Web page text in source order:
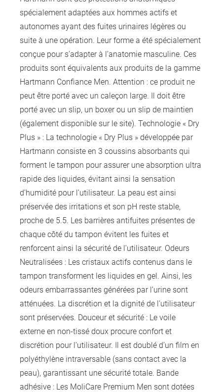
spécialement adaptées aux hommes actifs et
autonomes ayant des fuites urinaires légères ou
suite à une opération. Leur forme a été spécialement
conçue pour s’adapter à l’anatomie masculine. Ces
produits sont équivalents aux produits de la gamme
Hartmann Confiance Men. Attention : ce produit ne
peut être porté avec un caleçon large. Il doit être
porté avec un slip, un boxer ou un slip de maintien
(également disponible sur le site). Technologie « Dry
Plus » : La technologie « Dry Plus » développée par
Hartmann consiste en 3 coussins absorbants qui
forment le tampon pour assurer une absorption ultra
rapide des liquides, évitant ainsi la sensation
d’humidité pour l’utilisateur. La peau est ainsi
préservée des irritations et son pH reste stable,
proche de 5.5. Les barrières antifuites présentes de
chaque côté du tampon évitent les fuites et
renforcent ainsi la sécurité de l’utilisateur. Odeurs
Neutralisées : Les cristaux actifs contenus dans le
tampon transforment les liquides en gel. Ainsi, les
odeurs embarrassantes générées par l’urine sont
atténuées. La discrétion et la dignité de l’utilisateur
sont préservées. Douceur et sécurité : Le voile
externe en non-tissé doux procure confort et
discrétion pour l’utilisateur. Il est doublé d’un film en
polyéthylène intraversable (sans contact avec la
peau), garantissant une sécurité totale. Bande
adhésive : Les MoliCare Premium Men sont dotées